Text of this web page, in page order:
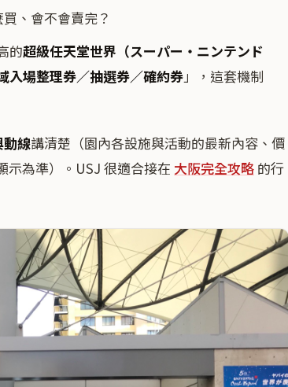
、會不會賣完？
的超級任天堂世界（スーパー・ニンテンド
入場整理券／抽選券／確約券」，這套機制
動線講清楚（園內各設施與活動的最新內容、價
示為準）。USJ 很適合接在 大阪完全攻略 的行